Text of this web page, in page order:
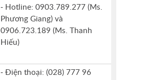
- Hotline: 0903.789.277 (Ms.
Phương Giang) và
0906.723.189 (Ms. Thanh
Hiếu)
- Điện thoại: (028) 777 96